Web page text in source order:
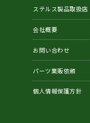
ステルス製品取扱店
会社概要
お問い合わせ
パーツ業販依頼
個人情報保護方針